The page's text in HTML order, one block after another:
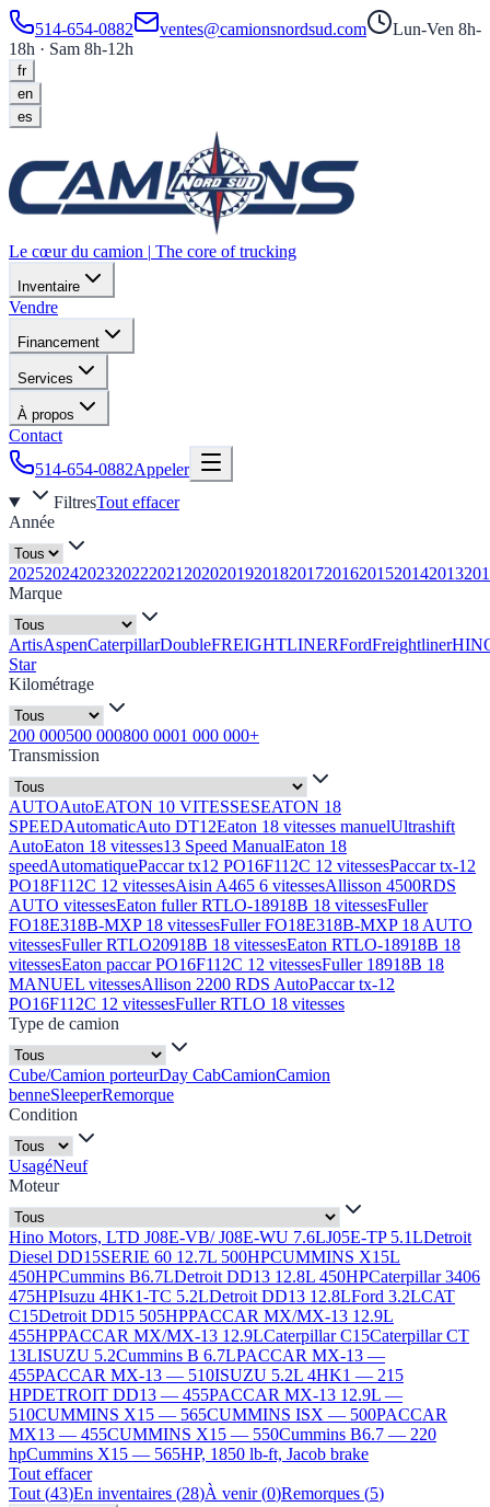
514-654-0882 ventes@camionsnordsud.com
Lun-Ven 8h-
18h · Sam 8h-12h
fr
en
es
Le cœur du camion | The core of trucking
Inventaire
Vendre
Financement
Services
À propos
Contact
514-654-0882Appeler
FiltresTout effacer
Année
20252024202320222021 20202019201820172016201520142013
Marque
ArtisAspenCaterpillarDoubleFREIGHTLINERFordFreightliner
Star
Kilométrage
200 000500 000800 0001 000 000+
Transmission
AUTOAutoEATON 10 VITESSESEATON 18
SPEEDAutomaticAuto DT12Eaton 18 vitesses manuelUltrashift
AutoEaton 18 vitesses13 Speed ManualEaton 18
speedAutomatiquePaccar tx12 PO16F112C 12 vitessesPaccar tx-12
PO18F112C 12 vitessesAisin A465 6 vitessesAllisson 4500RDS
AUTO vitessesEaton fuller RTLO-18918B 18 vitessesFuller
FO18E318B-MXP 18 vitessesFuller FO18E318B-MXP 18 AUTO
vitessesFuller RTLO20918B 18 vitessesEaton RTLO-18918B 18
vitessesEaton paccar PO16F112C 12 vitessesFuller 18918B 18
MANUEL vitessesAllison 2200 RDS AutoPaccar tx-12
PO16F112C 12 vitessesFuller RTLO 18 vitesses
Type de camion
Cube/Camion porteurDay CabCamionCamion
benneSleeperRemorque
Condition
UsagéNeuf
Moteur
Hino Motors, LTD J08E-VB/ J08E-WU 7.6LJ05E-TP 5.1LDetroit
Diesel DD15SERIE 60 12.7L 500HPCUMMINS X15L
450HPCummins B6.7LDetroit DD13 12.8L 450HPCaterpillar 3406
475HPIsuzu 4HK1-TC 5.2LDetroit DD13 12.8LFord 3.2LCAT
C15Detroit DD15 505HPPACCAR MX/MX-13 12.9L
455HPPACCAR MX/MX-13 12.9LCaterpillar C15Caterpillar CT
13LISUZU 5.2Cummins B 6.7LPACCAR MX-13 —
455PACCAR MX-13 — 510ISUZU 5.2L 4HK1 — 215
HPDETROIT DD13 — 455PACCAR MX-13 12.9L —
510CUMMINS X15 — 565CUMMINS ISX — 500PACCAR
MX13 — 455CUMMINS X15 — 550Cummins B6.7 — 220
hpCummins X15 — 565HP, 1850 lb-ft, Jacob brake
Tout effacer
Tout (43)En inventaires (28)À venir (0)Remorques (5)